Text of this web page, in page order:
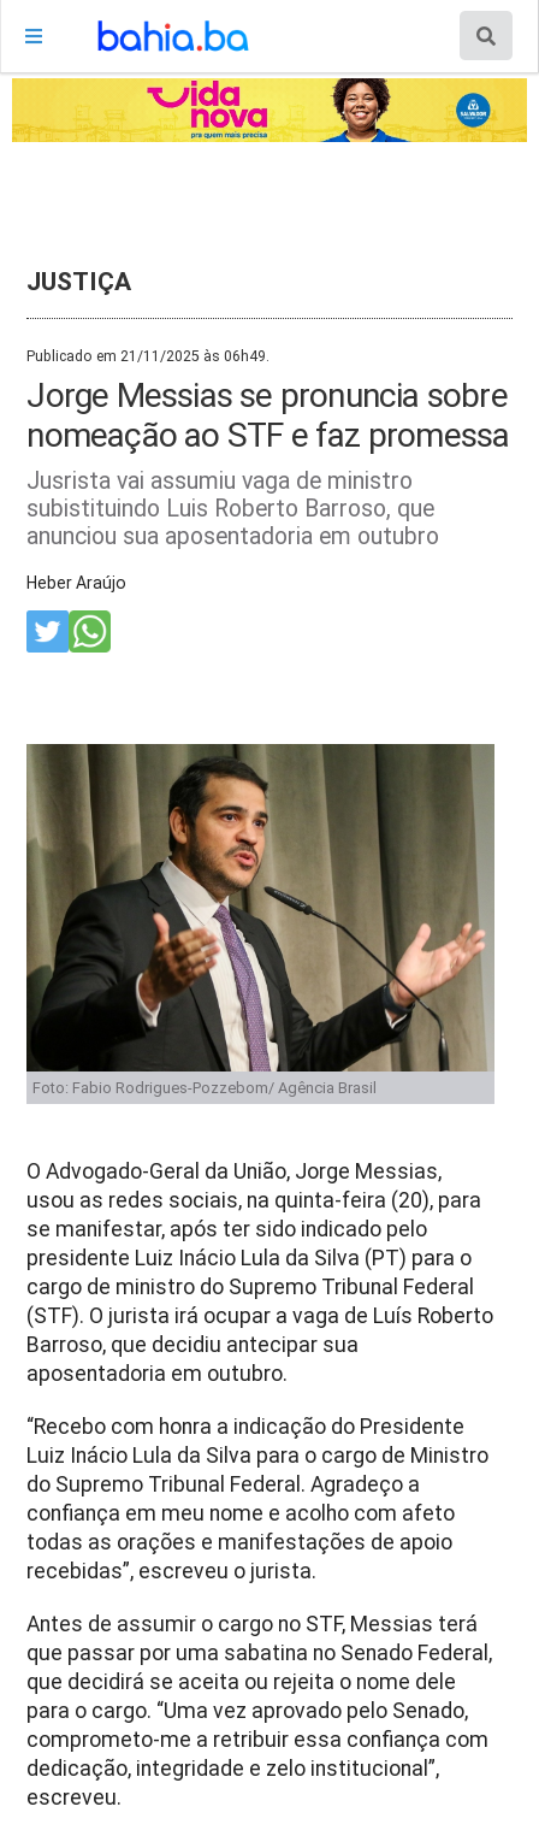
JUSTIÇA
Publicado em 21/11/2025 às 06h49.
Jorge Messias se pronuncia sobre
nomeação ao STF e faz promessa
Jusrista vai assumiu vaga de ministro
subistituindo Luis Roberto Barroso, que
anunciou sua aposentadoria em outubro
Heber Araújo
Foto: Fabio Rodrigues-Pozzebom/ Agência Brasil
O Advogado-Geral da União, Jorge Messias,
usou as redes sociais, na quinta-feira (20), para
se manifestar, após ter sido indicado pelo
presidente Luiz Inácio Lula da Silva (PT) para o
cargo de ministro do Supremo Tribunal Federal
(STF). O jurista irá ocupar a vaga de Luís Roberto
Barroso, que decidiu antecipar sua
aposentadoria em outubro.
“Recebo com honra a indicação do Presidente
Luiz Inácio Lula da Silva para o cargo de Ministro
do Supremo Tribunal Federal. Agradeço a
confiança em meu nome e acolho com afeto
todas as orações e manifestações de apoio
recebidas”, escreveu o jurista.
Antes de assumir o cargo no STF, Messias terá
que passar por uma sabatina no Senado Federal,
que decidirá se aceita ou rejeita o nome dele
para o cargo. “Uma vez aprovado pelo Senado,
comprometo-me a retribuir essa confiança com
dedicação, integridade e zelo institucional”,
escreveu.